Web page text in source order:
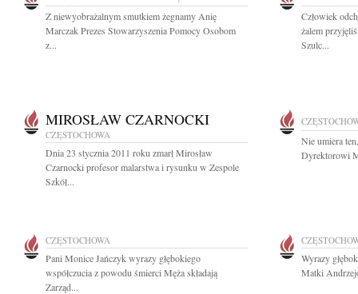
Z niewyobrażalnym smutkiem żegnamy Anię
Marczak Prezes Stowarzyszenia Pomocy Osobom
z...
Człowiek
żalem
Szulc...
MIROSŁAW CZARNOCKI
CZĘSTOCHOWA
Dnia 23 stycznia 2011 roku zmarł Mirosław
Czarnocki profesor malarstwa i rysunku w Zespole
Szkół...
Nie umiera
Dyrektorowi
CZĘSTOCHOWA
Pani Monice Jańczyk wyrazy głębokiego
współczucia z powodu śmierci Męża składają
Zarząd...
Wyrazy
Matki